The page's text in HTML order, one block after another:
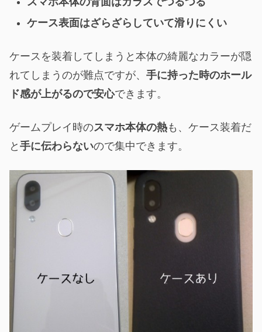
ケース表面はざらざらしていて滑りにくい
ケースを装着してしまうと本体の綺麗なカラーが隠
れてしまうのが難点ですが、 手に持った時のホール
ド感が上がるので安心できます。
ゲームプレイ時のスマホ本体の熱も、ケース装着だ
と 手に伝わらないので集中できます。